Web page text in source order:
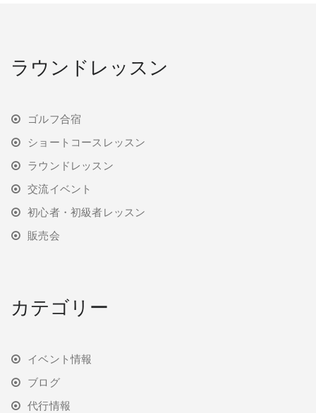
ラウンドレッスン
ゴルフ合宿
ショートコースレッスン
ラウンドレッスン
交流イベント
初心者・初級者レッスン
販売会
カテゴリー
イベント情報
ブログ
代行情報